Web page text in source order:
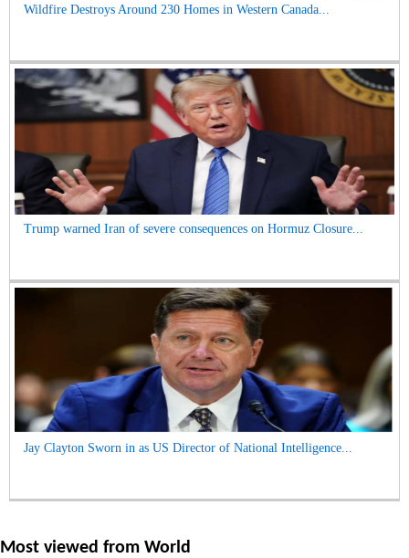
Wildfire Destroys Around 230 Homes in Western Canada...
Trump warned Iran of severe consequences on Hormuz Closure...
Jay Clayton Sworn in as US Director of National Intelligence...
Most viewed from World